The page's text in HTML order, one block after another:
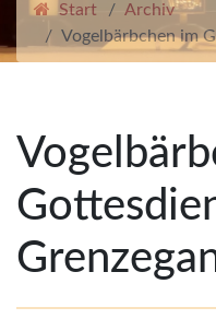
Start
Archiv
Vogelbärbchen im